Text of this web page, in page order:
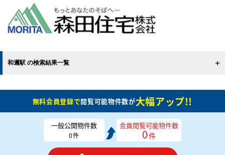
和邇駅 の検索結果一覧
無料会員登録で閲覧可能物件数が大幅アップ!!
一般公開物件数
0件
会員閲覧可能物件数
0件